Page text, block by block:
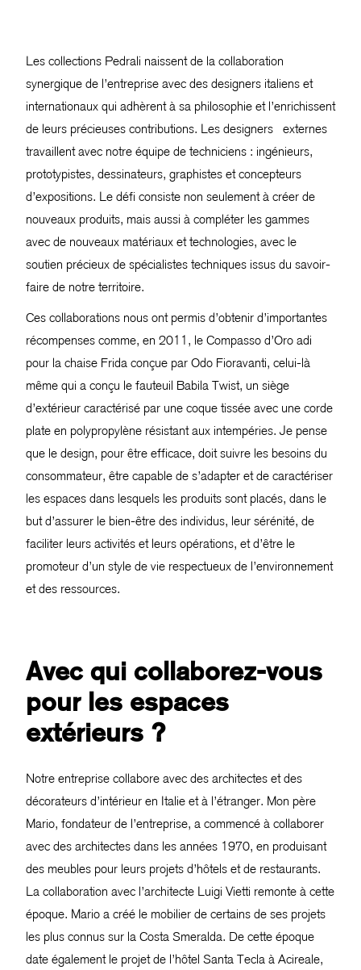
Les collections Pedrali naissent de la collaboration
synergique de l’entreprise avec des designers italiens et
internationaux qui adhèrent à sa philosophie et l’enrichissent
de leurs précieuses contributions. Les designers externes
travaillent avec notre équipe de techniciens : ingénieurs,
prototypistes, dessinateurs, graphistes et concepteurs
d’expositions. Le défi consiste non seulement à créer de
nouveaux produits, mais aussi à compléter les gammes
avec de nouveaux matériaux et technologies, avec le
soutien précieux de spécialistes techniques issus du savoir-
faire de notre territoire.
Ces collaborations nous ont permis d’obtenir d’importantes
récompenses comme, en 2011, le Compasso d’Oro adi
pour la chaise Frida conçue par Odo Fioravanti, celui-là
même qui a conçu le fauteuil Babila Twist, un siège
d’extérieur caractérisé par une coque tissée avec une corde
plate en polypropylène résistant aux intempéries. Je pense
que le design, pour être efficace, doit suivre les besoins du
consommateur, être capable de s’adapter et de caractériser
les espaces dans lesquels les produits sont placés, dans le
but d’assurer le bien-être des individus, leur sérénité, de
faciliter leurs activités et leurs opérations, et d’être le
promoteur d’un style de vie respectueux de l’environnement
et des ressources.
Avec qui collaborez-vous
pour les espaces
extérieurs ?
Notre entreprise collabore avec des architectes et des
décorateurs d’intérieur en Italie et à l’étranger. Mon père
Mario, fondateur de l’entreprise, a commencé à collaborer
avec des architectes dans les années 1970, en produisant
des meubles pour leurs projets d’hôtels et de restaurants.
La collaboration avec l’architecte Luigi Vietti remonte à cette
époque. Mario a créé le mobilier de certains de ses projets
les plus connus sur la Costa Smeralda. De cette époque
date également le projet de l’hôtel Santa Tecla à Acireale,